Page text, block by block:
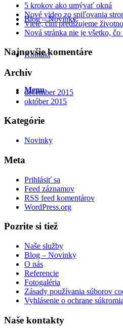
Blog – Novinky
Kontakt
Menu
5 krokov ako umývať okná
Nové video zo spiľovania
Viete, čím predĺžujeme
Nová stránka nie je všetko, čo
Najnovšie komentáre
Archív
december 2015
október 2015
Kategórie
Novinky
Meta
Prihlásiť sa
Feed záznamov
RSS feed komentárov
WordPress.org
Pozrite si tiež
Naše služby
Blog – Novinky
O nás
Referencie
Fotogaléria
Zásady používania súborov
Vyhlásenie o ochrane súkromia
Naše kontakty